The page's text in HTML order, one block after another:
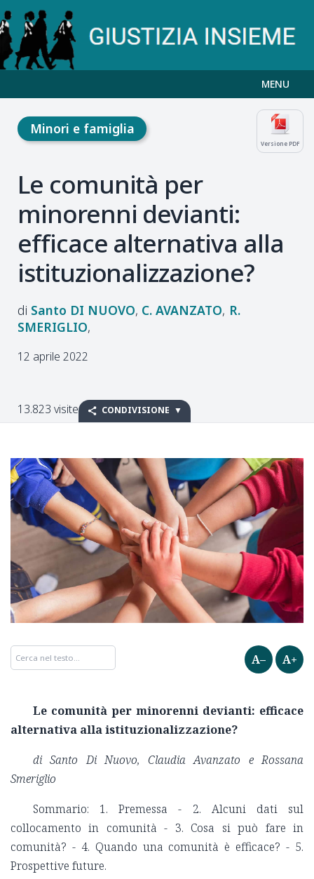
MENU
Versione PDF
Minori e famiglia
Le comunità per
minorenni devianti:
efficace alternativa alla
istituzionalizzazione?
Santo DI NUOVO C. AVANZATO R.
SMERIGLIO
12 aprile 2022
13.823 visite CONDIVISIONE
A– A+
Le comunità per minorenni devianti: efficace
alternativa alla istituzionalizzazione?
di Santo Di Nuovo, Claudia Avanzato e Rossana
Smeriglio
Sommario: 1. Premessa - 2. Alcuni dati sul
collocamento in comunità - 3. Cosa si può fare in
comunità? - 4. Quando una comunità è efficace? - 5.
Prospettive future.